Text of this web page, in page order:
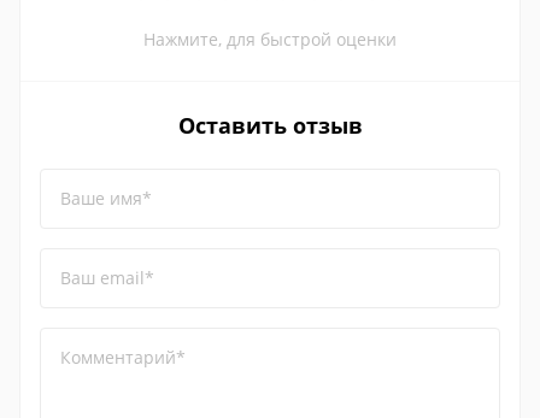
Нажмите, для быстрой оценки
Оставить отзыв
Ваше имя*
Ваш email*
Комментарий*